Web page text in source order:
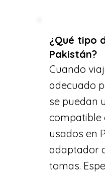
¿Qué tipo
Pakistán?
Cuando
adecuado
se puedan
compatible
usados en
adaptador
tomas.